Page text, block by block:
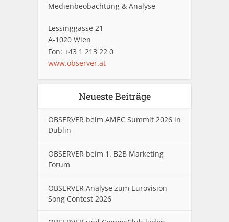
Medienbeobachtung & Analyse
Lessinggasse 21
A-1020 Wien
Fon: +43 1 213 22 0
www.observer.at
Neueste Beiträge
OBSERVER beim AMEC Summit 2026 in
Dublin
OBSERVER beim 1. B2B Marketing
Forum
OBSERVER Analyse zum Eurovision
Song Contest 2026